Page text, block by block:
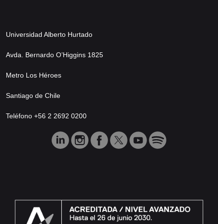
Universidad Alberto Hurtado
Avda. Bernardo O’Higgins 1825
Metro Los Héroes
Santiago de Chile
Teléfono +56 2 2692 0200